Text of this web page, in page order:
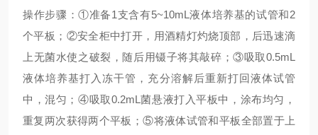
操作步骤：①准备1支含有5~10mL液体培养基的试管和2
个平板；②安全柜中打开，用酒精灯灼烧顶部，后迅速滴
上无菌水使之破裂，随后用镊子将其敲碎；③吸取0.5mL
液体培养基打入冻干管，充分溶解后重新打回液体试管
中，混匀；④吸取0.2mL菌悬液打入平板中，涂布均匀，
重复两次获得两个平板；⑤将液体试管和平板全部置于上